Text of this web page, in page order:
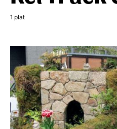
1 plat